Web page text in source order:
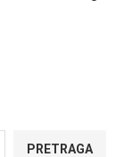
PRETRAGA